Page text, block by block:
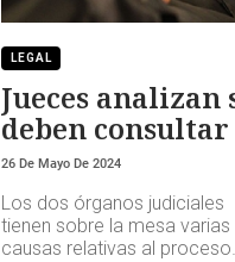
LEGAL
Jueces analizan
deben consultar
TC y al TJUE
amnistía
26 De Mayo De 2024
Los dos órganos judiciales
tienen sobre la mesa varias
causas relativas al proceso